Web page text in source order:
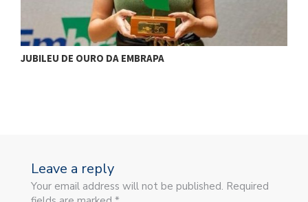
JUBILEU DE OURO DA EMBRAPA
Leave a reply
Your email address will not be published. Required